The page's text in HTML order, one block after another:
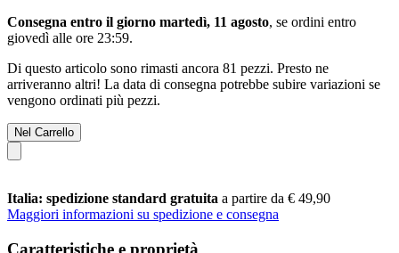
Consegna entro il giorno martedì, 11 agosto, se ordini entro
giovedì alle ore 23:59.
Di questo articolo sono rimasti ancora 81 pezzi. Presto ne
arriveranno altri! La data di consegna potrebbe subire variazioni se
vengono ordinati più pezzi.
Nel Carrello
Italia: spedizione standard gratuita a partire da € 49,90
Maggiori informazioni su spedizione e consegna
Caratteristiche e proprietà